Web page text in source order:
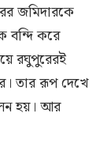
জমিদারকে
বন্দি করে
রঘুপুরেরই
তার রূপ দেখে
হয়। আর